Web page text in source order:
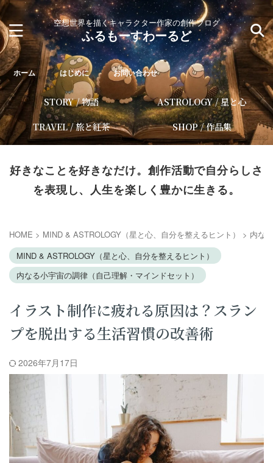
空想世界を描くキャラクター作家の創作ブログ
ふるもーすわーるど
ホーム はじめに お問い合わせ
STORY / 物語
ASTROLOGY / 星と心
TRAVEL / 旅と紅茶
SHOP / 作品集
好きなことを好きなだけ。創作活動で自分らしさ
を表現し、人生を楽しく豊かに生きる。
HOME > MIND & ASTROLOGY（星と心、自分を整えるヒント） > 内な
MIND & ASTROLOGY（星と心、自分を整えるヒント）
内なる小宇宙の調律（自己理解・マインドセット）
イラスト制作に疲れる原因は？スラン
プを脱出する生活習慣の改善術
2026年7月17日